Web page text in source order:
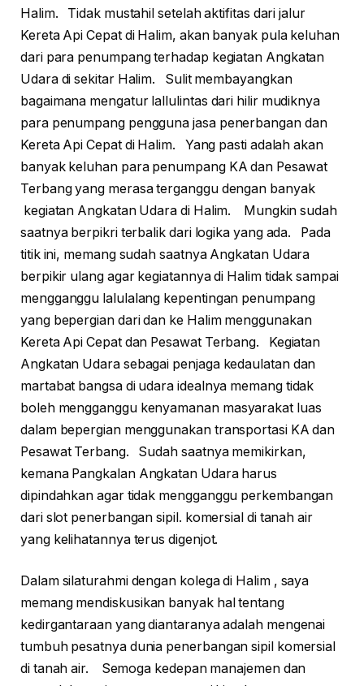
Halim. Tidak mustahil setelah aktifitas dari jalur
Kereta Api Cepat di Halim, akan banyak pula keluhan
dari para penumpang terhadap kegiatan Angkatan
Udara di sekitar Halim. Sulit membayangkan
bagaimana mengatur lallulintas dari hilir mudiknya
para penumpang pengguna jasa penerbangan dan
Kereta Api Cepat di Halim. Yang pasti adalah akan
banyak keluhan para penumpang KA dan Pesawat
Terbang yang merasa terganggu dengan banyak
kegiatan Angkatan Udara di Halim. Mungkin sudah
saatnya berpikri terbalik dari logika yang ada. Pada
titik ini, memang sudah saatnya Angkatan Udara
berpikir ulang agar kegiatannya di Halim tidak sampai
mengganggu lalulalang kepentingan penumpang
yang bepergian dari dan ke Halim menggunakan
Kereta Api Cepat dan Pesawat Terbang. Kegiatan
Angkatan Udara sebagai penjaga kedaulatan dan
martabat bangsa di udara idealnya memang tidak
boleh mengganggu kenyamanan masyarakat luas
dalam bepergian menggunakan transportasi KA dan
Pesawat Terbang. Sudah saatnya memikirkan,
kemana Pangkalan Angkatan Udara harus
dipindahkan agar tidak mengganggu perkembangan
dari slot penerbangan sipil. komersial di tanah air
yang kelihatannya terus digenjot.
Dalam silaturahmi dengan kolega di Halim , saya
memang mendiskusikan banyak hal tentang
kedirgantaraan yang diantaranya adalah mengenai
tumbuh pesatnya dunia penerbangan sipil komersial
di tanah air. Semoga kedepan manajemen dan